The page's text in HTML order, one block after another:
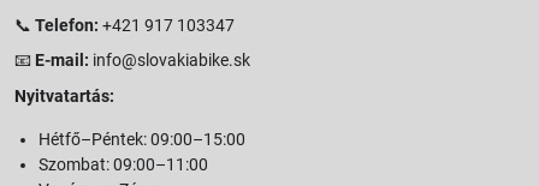
📞 Telefon: +421 917 103347
📧 E-mail: info@slovakiabike.sk
Nyitvatartás:
Hétfő–Péntek: 09:00–15:00
Szombat: 09:00–11:00